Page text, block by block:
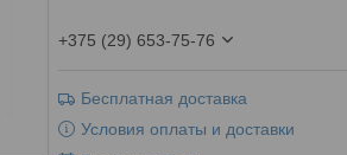
+375 (29) 653-75-76
Бесплатная доставка
Условия оплаты и доставки